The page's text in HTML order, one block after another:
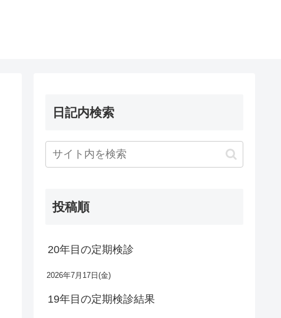
日記内検索
投稿順
20年目の定期検診
2026年7月17日(金)
19年目の定期検診結果